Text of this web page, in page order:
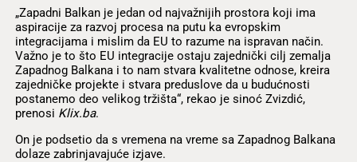
„Zapadni Balkan je jedan od najvažnijih prostora koji ima
aspiracije za razvoj procesa na putu ka evropskim
integracijama i mislim da EU to razume na ispravan način.
Važno je to što EU integracije ostaju zajednički cilj zemalja
Zapadnog Balkana i to nam stvara kvalitetne odnose, kreira
zajedničke projekte i stvara preduslove da u budućnosti
postanemo deo velikog tržišta“, rekao je sinoć Zvizdić,
prenosi Klix.ba.
On je podsetio da s vremena na vreme sa Zapadnog Balkana
dolaze zabrinjavajuće izjave.